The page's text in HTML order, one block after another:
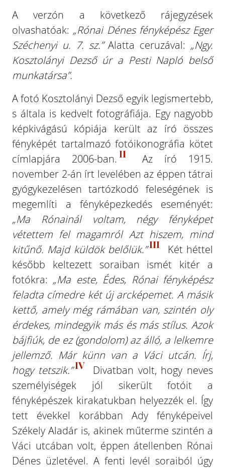
A verzón a következő rájegyzések
olvashatóak: „Rónai Dénes fényképész Eger
Széchenyi u. 7. sz.”Alatta ceruzával: „Ngy.
Kosztolányi Dezső úr a Pesti Napló belső
munkatársa”.
A fotó Kosztolányi Dezső egyik legismertebb,
s általa is kedvelt fotográfiája. Egy nagyobb
képkivágású kópiája került az író összes
fényképét tartalmazó fotóikonográfia kötet
címlapjára 2006-ban. II
Az író 1915.
november 2-án írt levelében az éppen tátrai
gyógykezelésen tartózkodó feleségének is
megemlíti a fényképezkedés eseményét:
„Ma Rónainál voltam, négy fényképet
vétettem fel magamról Azt hiszem, mind
kitűnő. Majd küldök belőlük.”III
Két héttel
később keltezett soraiban ismét kitér a
fotókra: „Ma este, Édes, Rónai fényképész
feladta címedre két új arcképemet. A másik
kettő, amely még rámában van, szintén oly
érdekes, mindegyik más és más stílus. Azok
bájfiúk, de ez (gondolom) az álló, a lelkemre
jellemző. Már künn van a Váci utcán. Írj,
hogy tetszik.”IV
Divatban volt, hogy neves
személyiségek jól sikerült fotóit a
fényképészek kirakatukban helyezzék el. Így
tett évekkel korábban Ady fényképeivel
Székely Aladár is, akinek műterme szintén a
Váci utcában volt, éppen átellenben Rónai
Dénes üzletével. A fenti levél soraiból úgy